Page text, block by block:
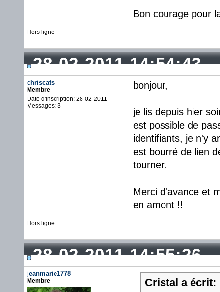
Bon courage pour
Hors ligne
28-02-2011 14:54:43
chriscats
Membre
Date d'inscription: 28-02-2011
Messages: 3
bonjour,
je lis depuis hier
est possible de
identifiants, je n'y
est bourré de lien
tourner.
Merci d'avance et
en amont !!
Hors ligne
28-02-2011 14:55:26
jeanmarie1778
Membre Cristal a écrit: